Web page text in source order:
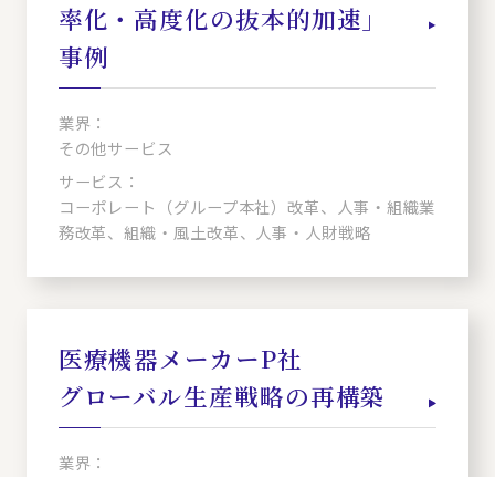
率化・高度化の抜本的加速」
事例
業界：
その他サービス
サービス：
コーポレート（グループ本社）改革、人事・組織業
務改革、組織・風土改革、人事・人財戦略
医療機器メーカーP社
グローバル生産戦略の再構築
業界：